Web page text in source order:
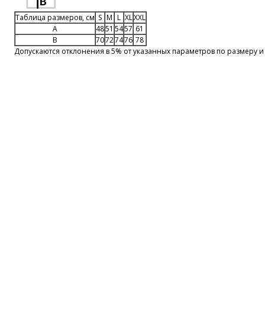
Таблица размеров, см S M L XLXXL
A
4851 5457 61
B
70727476 78
Допускаются отклонения в 5% от указанных параметров по размеру и